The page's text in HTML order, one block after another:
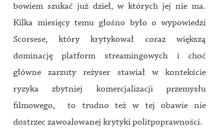
bowiem szukać już dzieł, w których jej nie ma.
Kilka miesięcy temu głośno było o wypowiedzi
Scorsese, który krytykował coraz większą
dominację platform streamingowych i choć
główne zarzuty reżyser stawiał w kontekście
ryzyka zbytniej komercjalizacji przemysłu
filmowego, to trudno też w tej obawie nie
dostrzec zawoalowanej krytyki politpoprawności.